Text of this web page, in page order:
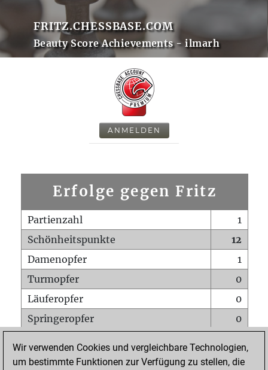
FRITZ.CHESSBASE.COM
Beauty Score Achievements - ilmarh
ANMELDEN
Erfolge gegen Fritz
Partienzahl
1
Schönheitspunkte
12
Damenopfer
1
Turmopfer
0
Läuferopfer
0
Springeropfer
0
Matt auf vollem Brett
0
Wir verwenden Cookies und vergleichbare Technologien,
um bestimmte Funktionen zur Verfügung zu stellen, die